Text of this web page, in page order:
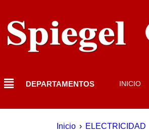
DEPARTAMENTOS INICIO
Inicio › ELECTRICIDAD